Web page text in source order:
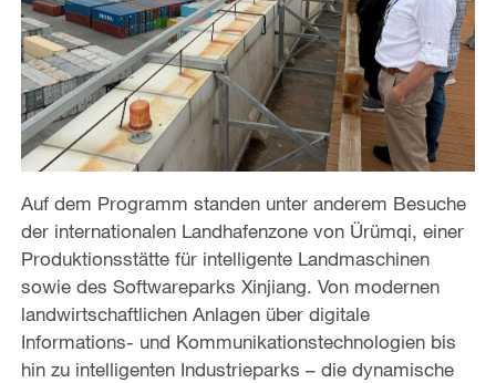
Auf dem Programm standen unter anderem Besuche
der internationalen Landhafenzone von Ürümqi, einer
Produktionsstätte für intelligente Landmaschinen
sowie des Softwareparks Xinjiang. Von modernen
landwirtschaftlichen Anlagen über digitale
Informations- und Kommunikationstechnologien bis
hin zu intelligenten Industrieparks – die dynamische